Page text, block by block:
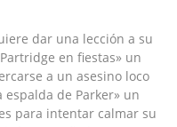
dar una lección a su
en fiestas» un
a un asesino loco
de Parker» un
para intentar calmar su